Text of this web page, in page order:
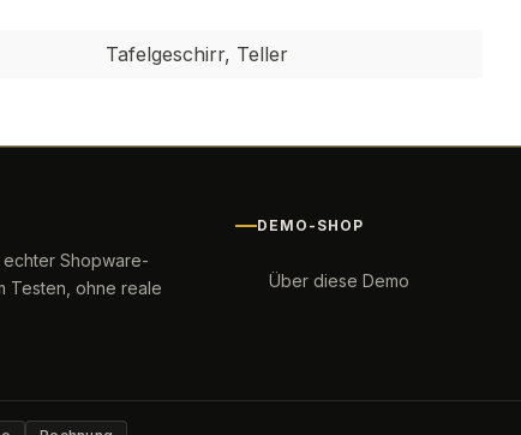
Tafelgeschirr, Teller
Shopware-
Testen, ohne reale
DEMO-SHOP
Über diese Demo